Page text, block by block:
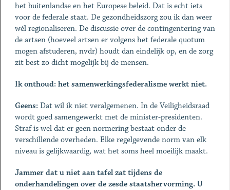
het buitenlandse en het Europese beleid. Dat is echt iets
voor de federale staat. De gezondheidszorg zou ik dan weer
wél regionaliseren. De discussie over de contingentering van
de artsen (hoeveel artsen er volgens het federale quotum
mogen afstuderen, nvdr) houdt dan eindelijk op, en de zorg
zit best zo dicht mogelijk bij de mensen.
Ik onthoud: het samenwerkingsfederalisme werkt niet.
Geens: Dat wil ik niet veralgemenen. In de Veiligheidsraad
wordt goed samengewerkt met de minister-presidenten.
Straf is wel dat er geen normering bestaat onder de
verschillende overheden. Elke regelgevende norm van elk
niveau is gelijkwaardig, wat het soms heel moeilijk maakt.
Jammer dat u niet aan tafel zat tijdens de
onderhandelingen over de zesde staatshervorming. U